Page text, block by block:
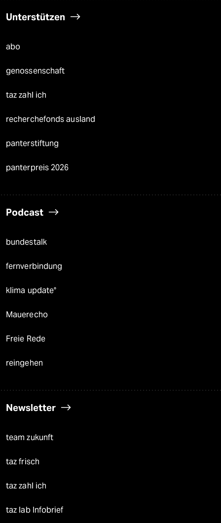
Unterstützen
abo
genossenschaft
taz zahl ich
recherchefonds ausland
panterstiftung
panterpreis 2026
Podcast
bundestalk
fernverbindung
klima update°
Mauerecho
Freie Rede
reingehen
Newsletter
team zukunft
taz frisch
taz zahl ich
taz lab Infobrief